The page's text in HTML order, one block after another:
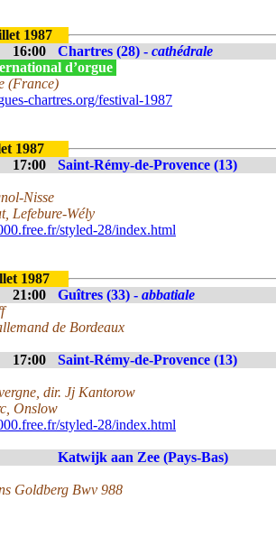
1987
16:00
Chartres (28) - cathédrale
d’orgue
(France)
chartres.org/festival-1987
1987
17:00
Saint-Rémy-de-Provence (13)
Nisse
Lefebure-Wély
styled-28/index.html
1987
21:00
Guîtres (33) - abbatiale
de Bordeaux
17:00
Saint-Rémy-de-Provence (13)
dir. Jj Kantorow
Onslow
styled-28/index.html
Katwijk aan Zee (Pays-Bas)
Goldberg Bwv 988